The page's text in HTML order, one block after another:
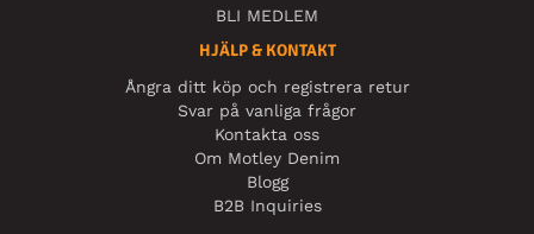
BLI MEDLEM
HJÄLP & KONTAKT
Ångra ditt köp och registrera retur
Svar på vanliga frågor
Kontakta oss
Om Motley Denim
Blogg
B2B Inquiries